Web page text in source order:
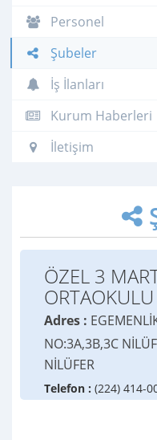
Personel
Şubeler
İş İlanları
Kurum Haberleri
İletişim
ÖZEL 3
ORTAOKULU
Adres :
NO:3A,3B,3C
NİLÜFER
Telefon : (224) 414-